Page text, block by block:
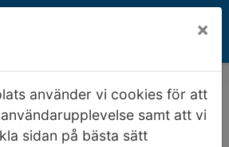
inte hittas
×
använder vi cookies för att
samt att vi
sidan på bästa sätt